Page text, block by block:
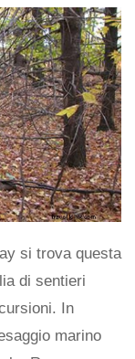
si trova questa
di sentieri
In
marino